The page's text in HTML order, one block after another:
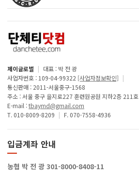
제이글로벌 | 대표 : 박 전 광
사업자번호 : 109-04-99322 [사업자정보확인] |
통신판매 : 2011-서울중구-1568
주소 : 서울 중구 을지로227 훈련원공원 지하2층 211호
E-mail :tbaymd@gmail.com
T. 010-8009-8209 | F. 070-7558-4936
입금계좌 안내
농협 박 전 광 301-8000-8408-11